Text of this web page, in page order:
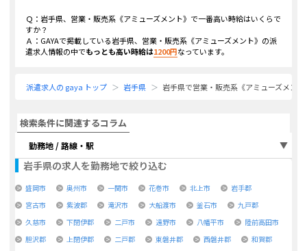
Ｑ： 岩手県、営業・販売系《アミューズメント》 で一番高い時給はいくらで
すか？
Ａ：GAYAで掲載している岩手県、営業・販売系《アミューズメント》 の派
遣求人情報の中でもっとも高い時給は1200円なっています。
派遣求人の gaya トップ 岩手県 岩手県で営業・販売系《アミューズメン
検索条件に関連するコラム
勤務地 / 路線・駅
岩手県の求人を勤務地で絞り込む
盛岡市 奥州市 一関市 花巻市 北上市
岩手郡
宮古市
紫波郡 滝沢市 大船渡市 釜石市
九戸郡
久慈市
下閉伊郡 二戸市 遠野市 八幡平市
陸前高田市
胆沢郡
上閉伊郡 二戸郡 東磐井郡 西磐井郡
和賀郡